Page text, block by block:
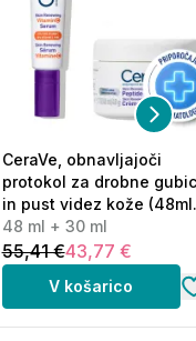
CeraVe, obnavljajoči
protokol za drobne
in pust videz kože (48ml
+ 30 ml)
48 ml + 30 ml
55,41 €43,77 €
V košarico